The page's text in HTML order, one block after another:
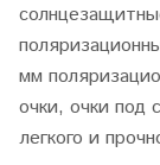
мм
очки, очки под
легкого и